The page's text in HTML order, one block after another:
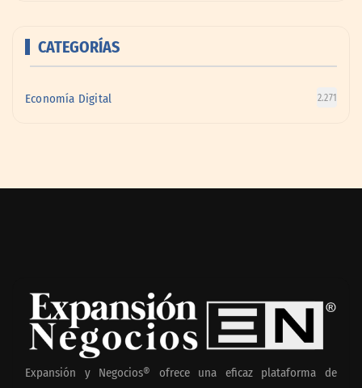
CATEGORÍAS
Economía Digital 2.271
Expansión y Negocios® ofrece una eficaz plataforma de